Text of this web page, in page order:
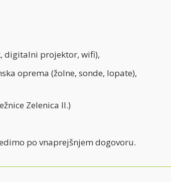
digitalni projektor, wifi),
oprema (žolne, sonde, lopate),
Zelenica II.)
po vnaprejšnjem dogovoru.